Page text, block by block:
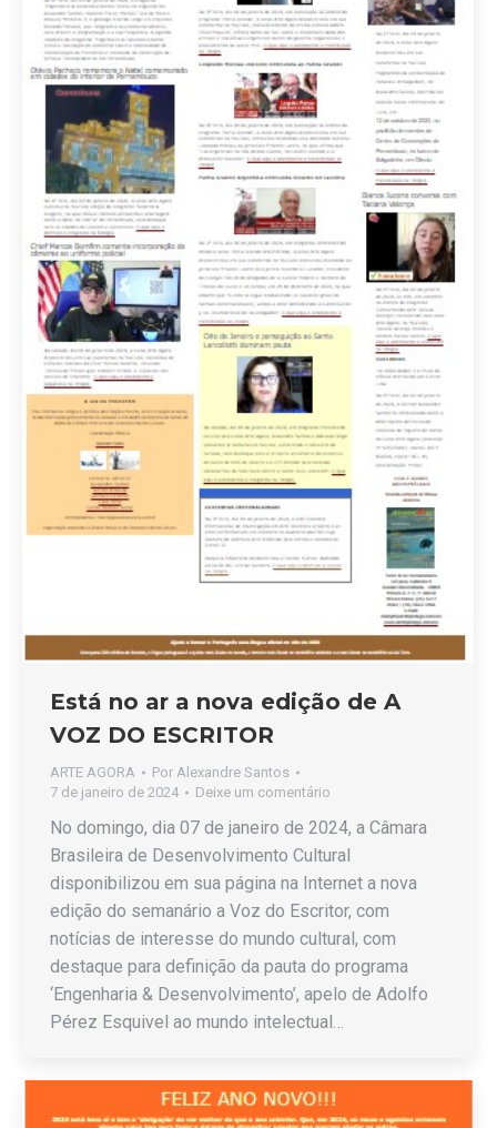
Está no ar a nova edição de A
VOZ DO ESCRITOR
ARTE AGORA Por Alexandre Santos
7 de janeiro de 2024
Deixe um comentário
No domingo, dia 07 de janeiro de 2024, a Câmara
Brasileira de Desenvolvimento Cultural
disponibilizou em sua página na Internet a nova
edição do semanário a Voz do Escritor, com
notícias de interesse do mundo cultural, com
destaque para definição da pauta do programa
‘Engenharia & Desenvolvimento’, apelo de Adolfo
Pérez Esquivel ao mundo intelectual…